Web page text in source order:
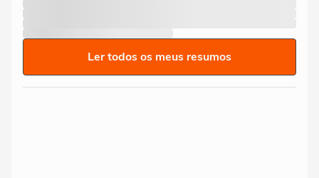
Ler todos os meus resumos